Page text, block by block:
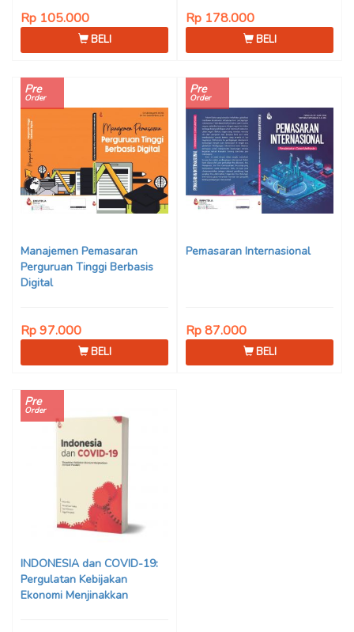
Rp 105.000
BELI
Rp 178.000
BELI
Pre
Order
Manajemen Pemasaran
Perguruan Tinggi Berbasis
Digital
Rp 97.000
BELI
Pre
Order
Pemasaran Internasional
Rp 87.000
BELI
Pre
Order
INDONESIA dan COVID-19:
Pergulatan Kebijakan
Ekonomi Menjinakkan